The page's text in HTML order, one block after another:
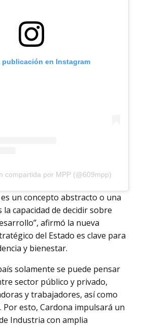
publicación en Instagram
compartida por MPP (@609mpp)
un concepto abstracto o una
la capacidad de decidir sobre
afirmó la nueva
del Estado es clave para
y bienestar.
solamente se puede pensar
sector público y privado,
y trabajadores, así como
Por esto, Cardona impulsará un
Industria con amplia